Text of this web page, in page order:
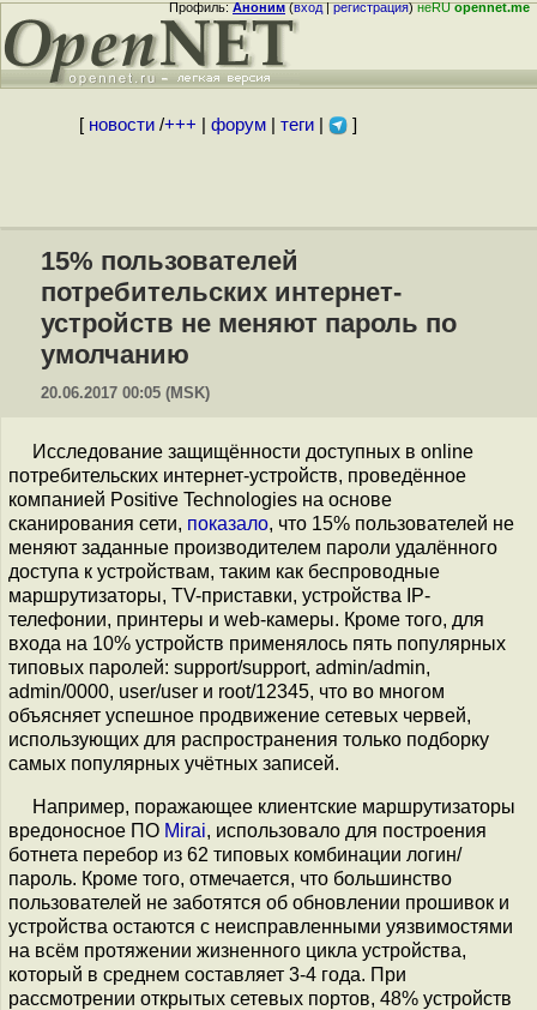
Профиль:Аноним(вход|регистрация)неRUopennet.me
[ новости/+++ форум| теги| ]
15% пользователей
потребительских интернет-
устройств не меняют пароль по
умолчанию
20.06.2017 00:05 (MSK)
Исследование защищённости доступных в online
потребительских интернет-устройств, проведённое
компанией Positive Technologies на основе
сканирования сети, показало, что 15% пользователей не
меняют заданные производителем пароли удалённого
доступа к устройствам, таким как беспроводные
маршрутизаторы, TV-приставки, устройства IP-
телефонии, принтеры и web-камеры. Кроме того, для
входа на 10% устройств применялось пять популярных
типовых паролей: support/support, admin/admin,
admin/0000, user/user и root/12345, что во многом
объясняет успешное продвижение сетевых червей,
использующих для распространения только подборку
самых популярных учётных записей.
Например, поражающее клиентские маршрутизаторы
вредоносное ПО Mirai, использовало для построения
ботнета перебор из 62 типовых комбинации логин/
пароль. Кроме того, отмечается, что большинство
пользователей не заботятся об обновлении прошивок и
устройства остаются с неисправленными уязвимостями
на всём протяжении жизненного цикла устройства,
который в среднем составляет 3-4 года. При
рассмотрении открытых сетевых портов, 48% устройств